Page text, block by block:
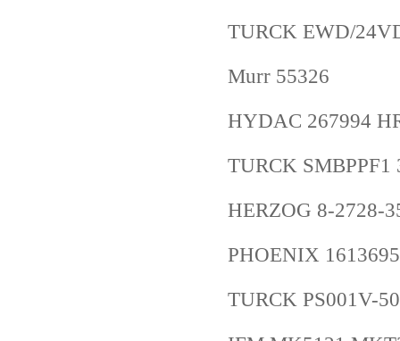
TURCK EWD/
Murr 55326
HYDAC 267994
TURCK SMBPPF1
HERZOG 8-2728-
PHOENIX 1613695
TURCK PS001V-